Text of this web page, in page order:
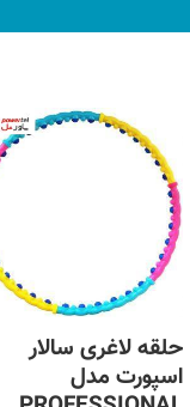
حلقه لاغری سالار
اسپورت مدل